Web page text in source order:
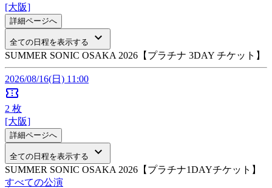
[大阪]
詳細ページへ
全ての日程を表示する keyboard_arrow_down
SUMMER SONIC OSAKA 2026【プラチナ 3DAY チケット】
2026/08/16(日) 11:00
confirmation_number
2 枚
[大阪]
詳細ページへ
全ての日程を表示する keyboard_arrow_down
SUMMER SONIC OSAKA 2026【プラチナ1DAYチケット】
すべての公演